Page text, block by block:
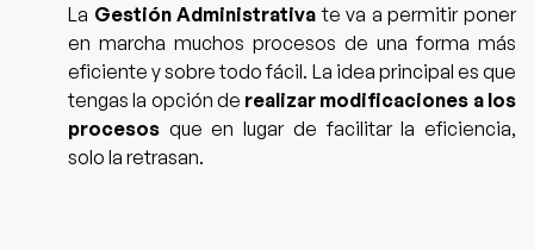
La Gestión Administrativa te va a permitir poner
en marcha muchos procesos de una forma más
eficiente y sobre todo fácil. La idea principal es que
tengas la opción de realizar modificaciones a los
procesos que en lugar de facilitar la eficiencia,
solo la retrasan.